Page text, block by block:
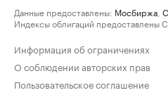
Данные предоставлены: Мосбиржа
Индексы облигаций предоставлены
Информация об ограничениях
О соблюдении авторских прав
Пользовательское соглашение